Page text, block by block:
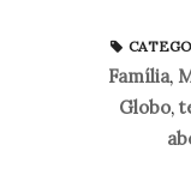
Família,
Globo,